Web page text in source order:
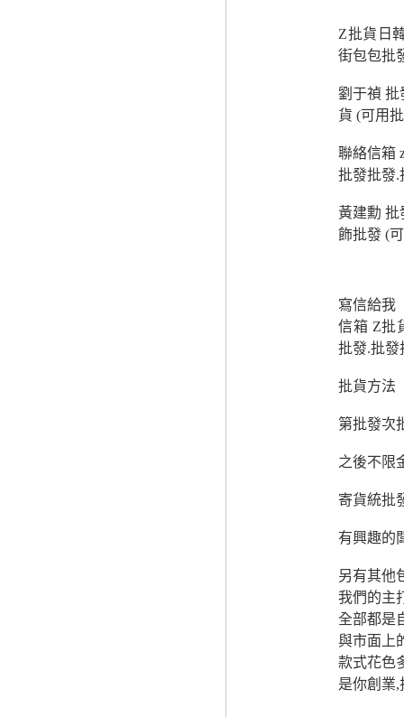
Z批貨日
街包包批
劉于禎 批
貨 (可用
聯絡信箱
批發批發.
黃建勳
飾批發 (
寫信給我
信箱 Z批
批發.批發
批貨方法
第批發次
之後不限
寄貨統批
有興趣的
另有其他
我們的主
全部都是
與市面上
款式花色
是你創業,